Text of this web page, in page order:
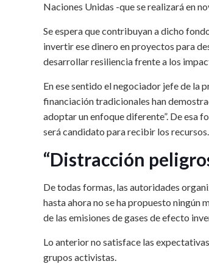
Naciones Unidas -que se realizará en
Se espera que contribuyan a dicho
invertir ese dinero en proyectos para
desarrollar resiliencia frente a los
En ese sentido el negociador jefe de la
financiación tradicionales han
adoptar un enfoque diferente”. De esa
será candidato para recibir los recursos.
“Distracción
De todas formas, las autoridades
hasta ahora no se ha propuesto ningún
de las emisiones de gases de efecto
Lo anterior no satisface las
grupos activistas.